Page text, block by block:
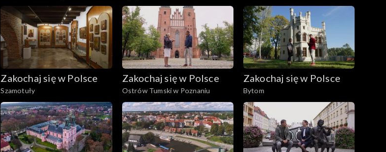
Białymstoku
Zakochaj się w Polsce
Szamotuły
Zakochaj się w Polsce
Ostrów Tumski w Poznaniu
Zakochaj się w Polsce
Bytom